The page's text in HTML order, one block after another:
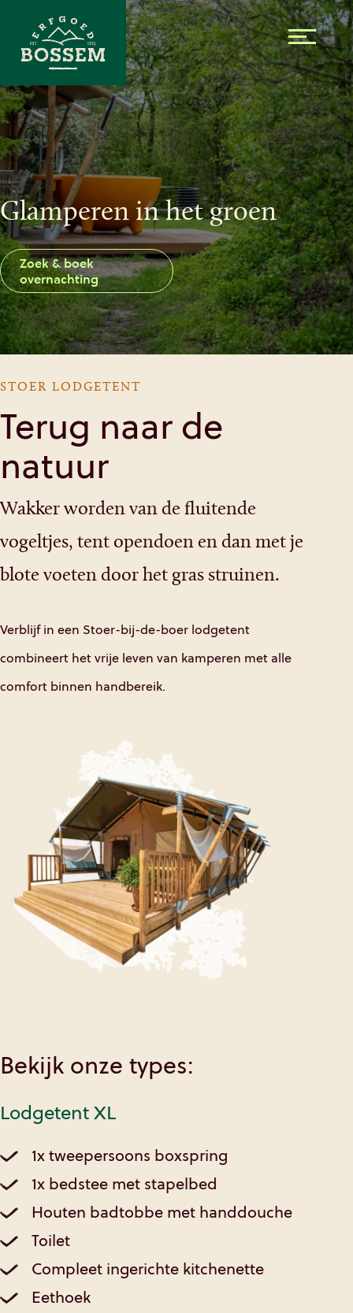
Skip to the content
Glamperen in het groen
Zoek & boek
overnachting
STOER LODGETENT
Terug naar de
natuur
Wakker worden van de fluitende
vogeltjes, tent opendoen en dan met je
blote voeten door het gras struinen.
Verblijf in een Stoer-bij-de-boer lodgetent
combineert het vrije leven van kamperen met alle
comfort binnen handbereik.
Bekijk onze types:
Lodgetent XL
1x tweepersoons boxspring
1x bedstee met stapelbed
Houten badtobbe met handdouche
Toilet
Compleet ingerichte kitchenette
Eethoek